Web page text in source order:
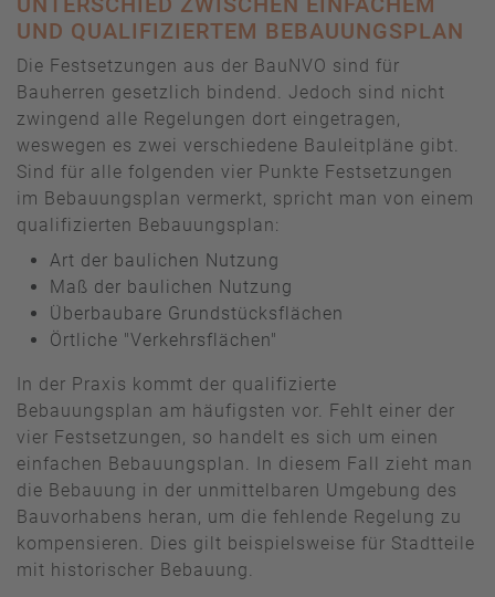
UND QUALIFIZIERTEM BEBAUUNGSPLAN
Die Festsetzungen aus der BauNVO sind für
Bauherren gesetzlich bindend. Jedoch sind nicht
zwingend alle Regelungen dort eingetragen,
weswegen es zwei verschiedene Bauleitpläne gibt.
Sind für alle folgenden vier Punkte Festsetzungen
im Bebauungsplan vermerkt, spricht man von einem
qualifizierten Bebauungsplan:
Art der baulichen Nutzung
Maß der baulichen Nutzung
Überbaubare Grundstücksflächen
Örtliche "Verkehrsflächen"
In der Praxis kommt der qualifizierte
Bebauungsplan am häufigsten vor. Fehlt einer der
vier Festsetzungen, so handelt es sich um einen
einfachen Bebauungsplan. In diesem Fall zieht man
die Bebauung in der unmittelbaren Umgebung des
Bauvorhabens heran, um die fehlende Regelung zu
kompensieren. Dies gilt beispielsweise für Stadtteile
mit historischer Bebauung.